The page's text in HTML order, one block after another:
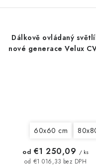
Dálkově ovládaný
nové generace Velux
60x60 cm
od €1 016,33 bez DPH
od €1 250,09 / ks